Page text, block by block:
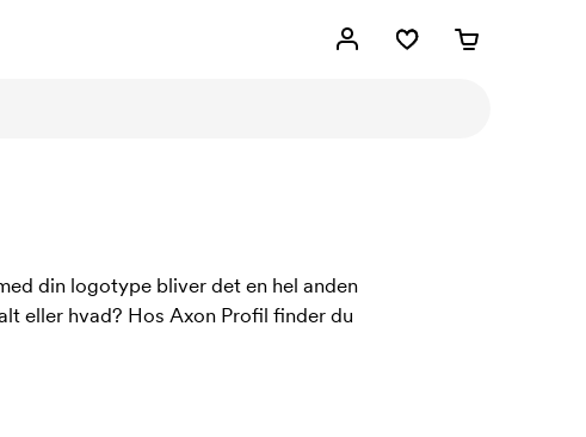
din logotype bliver det en hel anden
eller hvad? Hos Axon Profil finder du